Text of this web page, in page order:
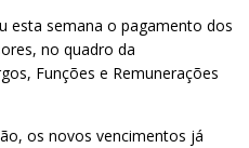
esta semana o pagamento dos
no quadro da
Funções e Remunerações
os novos vencimentos já